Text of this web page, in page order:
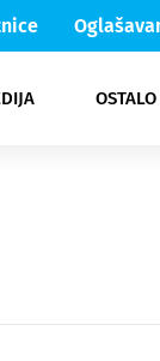
OSTALO
Lika & Senj
TV